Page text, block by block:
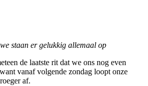
staan er gelukkig allemaal op
de laatste rit dat we ons nog even
vanaf volgende zondag loopt onze
af.